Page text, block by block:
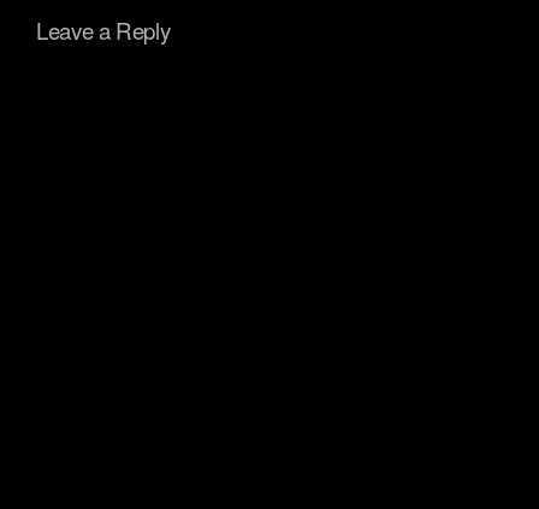
Leave a Reply